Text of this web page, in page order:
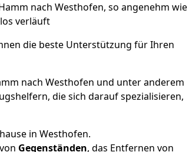
nach Westhofen, so angenehm wie
verläuft
die beste Unterstützung für Ihren
nach Westhofen und unter anderem
die sich darauf spezialisieren,
in Westhofen.
von Gegenständen, das Entfernen von